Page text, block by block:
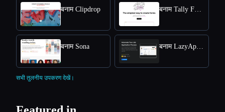
बनाम Clipdrop
बनाम Sona
सभी तुलनीय उपकरण देखें।